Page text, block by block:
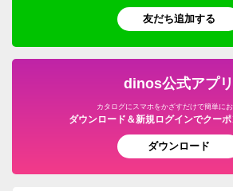
友だち追加する
dinos公式アプリ
カタログにスマホをかざすだけで簡単にお
ダウンロード＆新規ログインでクー
ダウンロード